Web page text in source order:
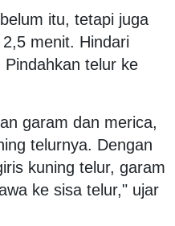
itu, tetapi juga
menit. Hindari
telur ke
garam dan merica,
telurnya. Dengan
kuning telur, garam
ke sisa telur," ujar